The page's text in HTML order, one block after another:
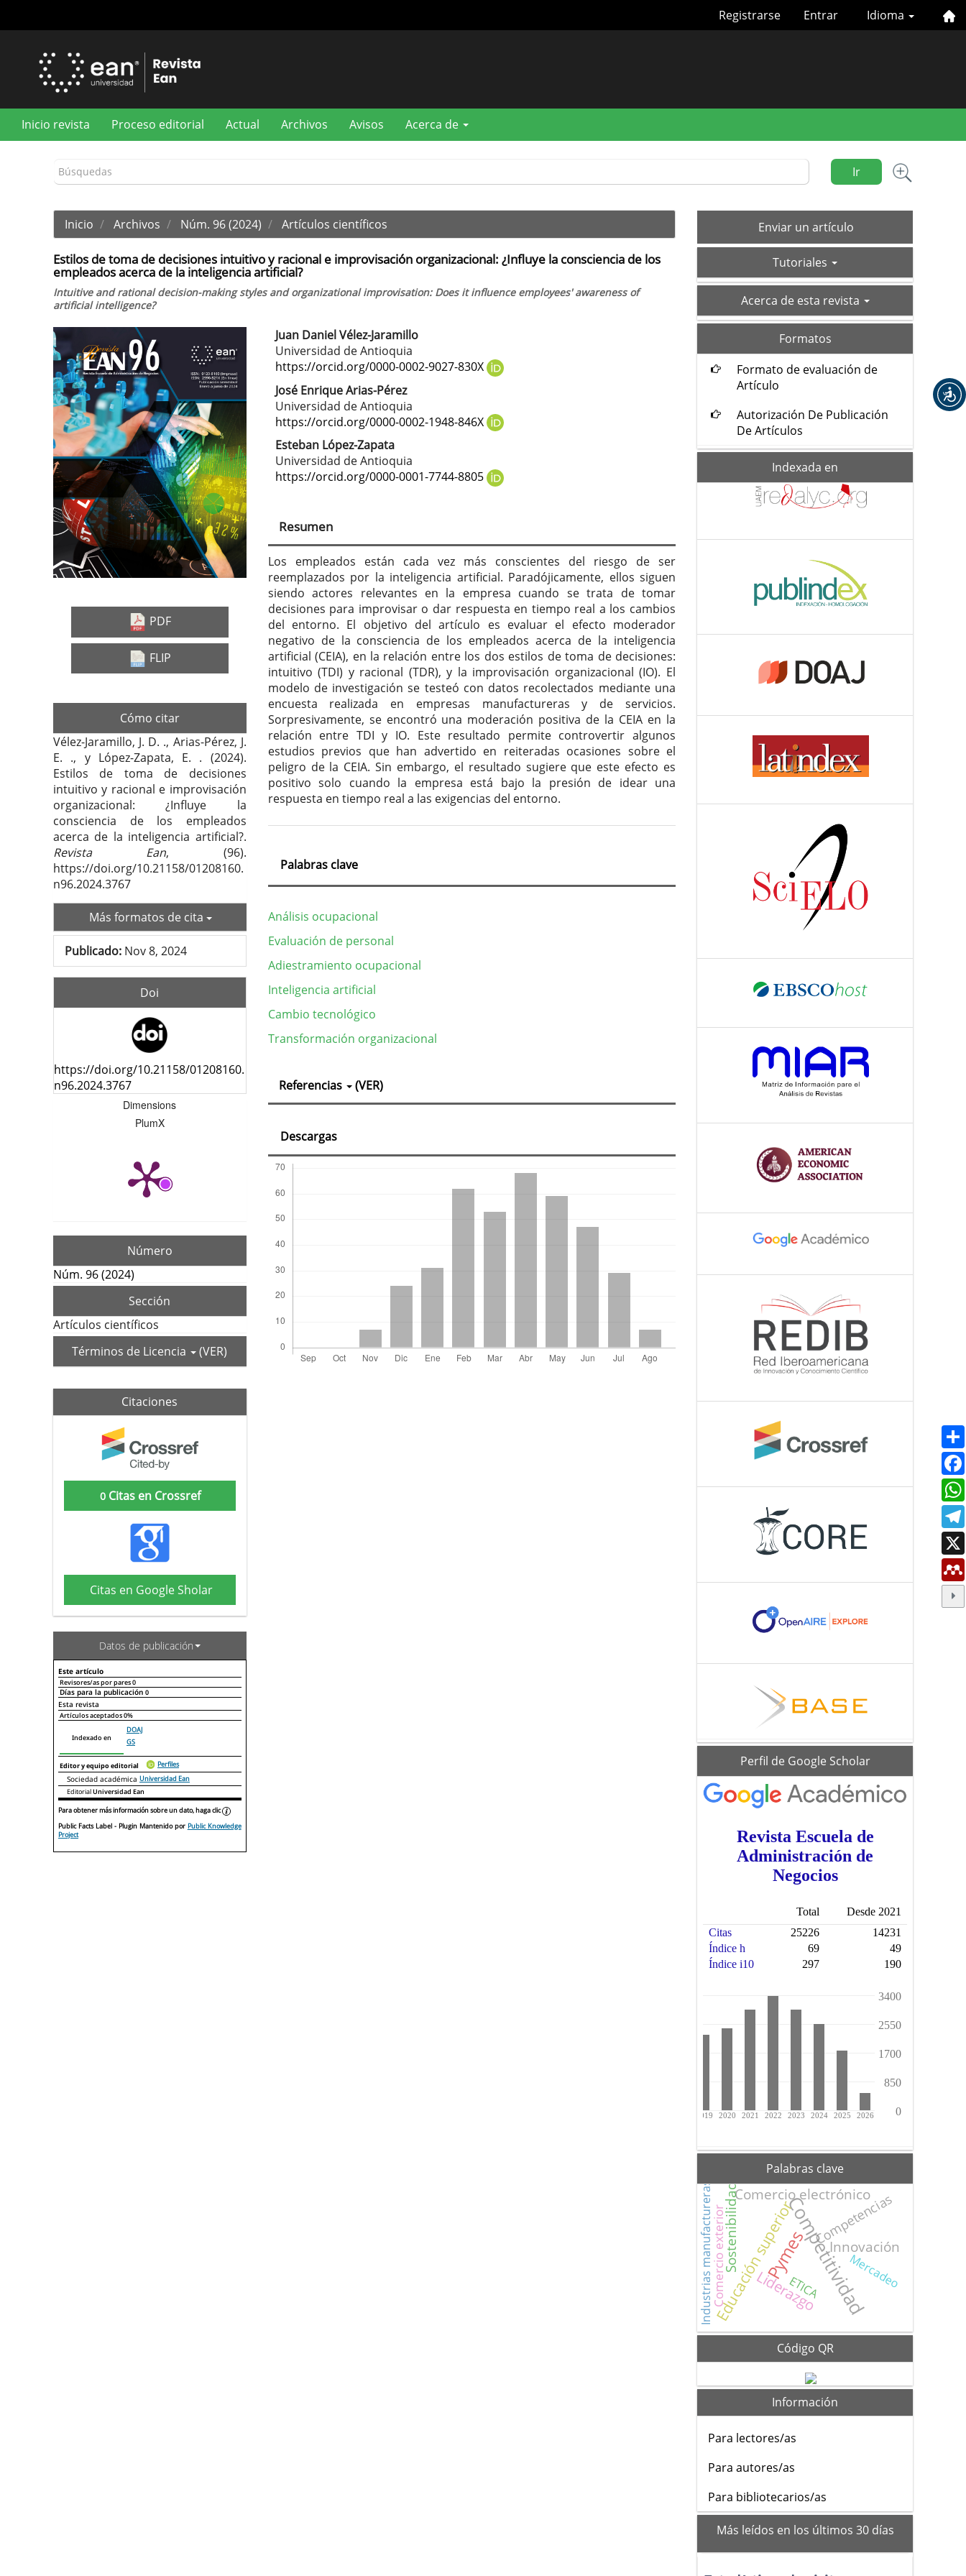
principal
Idioma
Registrarse Entrar
Inicio revista Proceso editorial Actual Archivos Avisos Acerca de
Ir
Inicio Archivos Núm. 96 (2024) Artículos científicos
Estilos de toma de decisiones intuitivo y racional e improvisación organizacional: ¿Influye la consciencia de los
empleados acerca de la inteligencia artificial?
Intuitive and rational decision-making styles and organizational improvisation: Does it influence employees' awareness of
artificial intelligence?
Barra
lateral
del
artículo
PDF
FLIP
Cómo citar
Vélez-Jaramillo, J. D. ., Arias-Pérez, J.
E. ., y López-Zapata, E. . (2024).
Estilos de toma de decisiones
intuitivo y racional e improvisación
organizacional: ¿Influye la
consciencia de los empleados
acerca de la inteligencia artificial?.
Revista Ean, (96).
https://doi.org/10.21158/01208160.
n96.2024.3767
Más formatos de cita
Publicado: Nov 8, 2024
Doi
https://doi.org/10.21158/01208160.
n96.2024.3767
Dimensions
PlumX
Número
Núm. 96 (2024)
Sección
Artículos científicos
Términos de Licencia
(VER)
Citaciones
0Citas en Crossref
Citas en Google Sholar
Datos de publicación
Este artículo
Revisores/as por pares0
Días para la publicación 0
Declaraciones de autoría
Esta revista
Artículos aceptados0%
Indexado en
DOAJ
GS
Editor y equipo editorial Perfiles
Sociedad académica Universidad Ean
EditorialUniversidad Ean
Para obtener más información sobre un dato, haga clic
Public Facts Label- Plugin Mantenido por Public Knowledge
Project
Contenido
principal
del
artículo
Juan Daniel Vélez-Jaramillo
Universidad de Antioquia
https://orcid.org/0000-0002-9027-830X
José Enrique Arias-Pérez
Universidad de Antioquia
https://orcid.org/0000-0002-1948-846X
Esteban López-Zapata
Universidad de Antioquia
https://orcid.org/0000-0001-7744-8805
Resumen
Los empleados están cada vez más conscientes del riesgo de ser
reemplazados por la inteligencia artificial. Paradójicamente, ellos siguen
siendo actores relevantes en la empresa cuando se trata de tomar
decisiones para improvisar o dar respuesta en tiempo real a los cambios
del entorno. El objetivo del artículo es evaluar el efecto moderador
negativo de la consciencia de los empleados acerca de la inteligencia
artificial (CEIA), en la relación entre los dos estilos de toma de decisiones:
intuitivo (TDI) y racional (TDR), y la improvisación organizacional (IO). El
modelo de investigación se testeó con datos recolectados mediante una
encuesta realizada en empresas manufactureras y de servicios.
Sorpresivamente, se encontró una moderación positiva de la CEIA en la
relación entre TDI y IO. Este resultado permite controvertir algunos
estudios previos que han advertido en reiteradas ocasiones sobre el
peligro de la CEIA. Sin embargo, el resultado sugiere que este efecto es
positivo solo cuando la empresa está bajo la presión de idear una
respuesta en tiempo real a las exigencias del entorno.
Palabras clave
Análisis ocupacional
Evaluación de personal
Adiestramiento ocupacional
Inteligencia artificial
Cambio tecnológico
Transformación organizacional
Detalles
del
artículo
Referencias (VER)
Descargas
Enviar
un
Enviar un artículo
Tutoriales
acerca-Acerca de esta revista
Formatos
Formato de evaluación de
Artículo
Autorización De Publicación
De Artículos
Indexada en
scholarPerfil de Google Scholar
Palabras clave
Competitividad
Pymes
Educación superior
Liderazgo
Comercio electrónico
Sostenibilidad Innovación
Competencias
Comercio exterior
Industrias manufactureras Mercadeo
ETICA
Código QR
Información
Para lectores/as
Para autores/as
Para bibliotecarios/as
mas_vistos
Más leídos en los últimos 30 días